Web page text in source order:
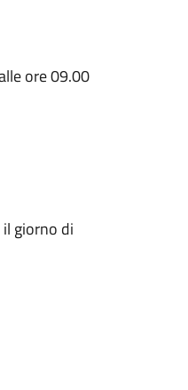
ore 09.00
giorno di